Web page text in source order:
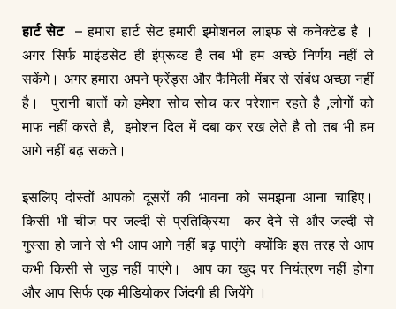
हार्ट सेट– हमारा हार्ट सेट हमारी इमोशनल लाइफ से कनेक्टेड है ।
अगर सिर्फ माइंडसेट ही इंप्रूव्ड है तब भी हम अच्छे निर्णय नहीं ले
सकेंगे। अगर हमारा अपने फ्रेंड्स और फैमिली मेंबर से संबंध अच्छा नहीं
है। पुरानी बातों को हमेशा सोच सोच कर परेशान रहते है ,लोगों को
माफ नहीं करते है, इमोशन दिल में दबा कर रख लेते है तो तब भी हम
आगे नहीं बढ़ सकते।
इसलिए दोस्तों आपको दूसरों की भावना को समझना आना चाहिए।
किसी भी चीज पर जल्दी से प्रतिक्रिया कर देने से और जल्दी से
गुस्सा हो जाने से भी आप आगे नहीं बढ़ पाएंगे क्योंकि इस तरह से आप
कभी किसी से जुड़ नहीं पाएंगे। आप का खुद पर नियंत्रण नहीं होगा
और आप सिर्फ एक मीडियोकर जिंदगी ही जियेंगे ।